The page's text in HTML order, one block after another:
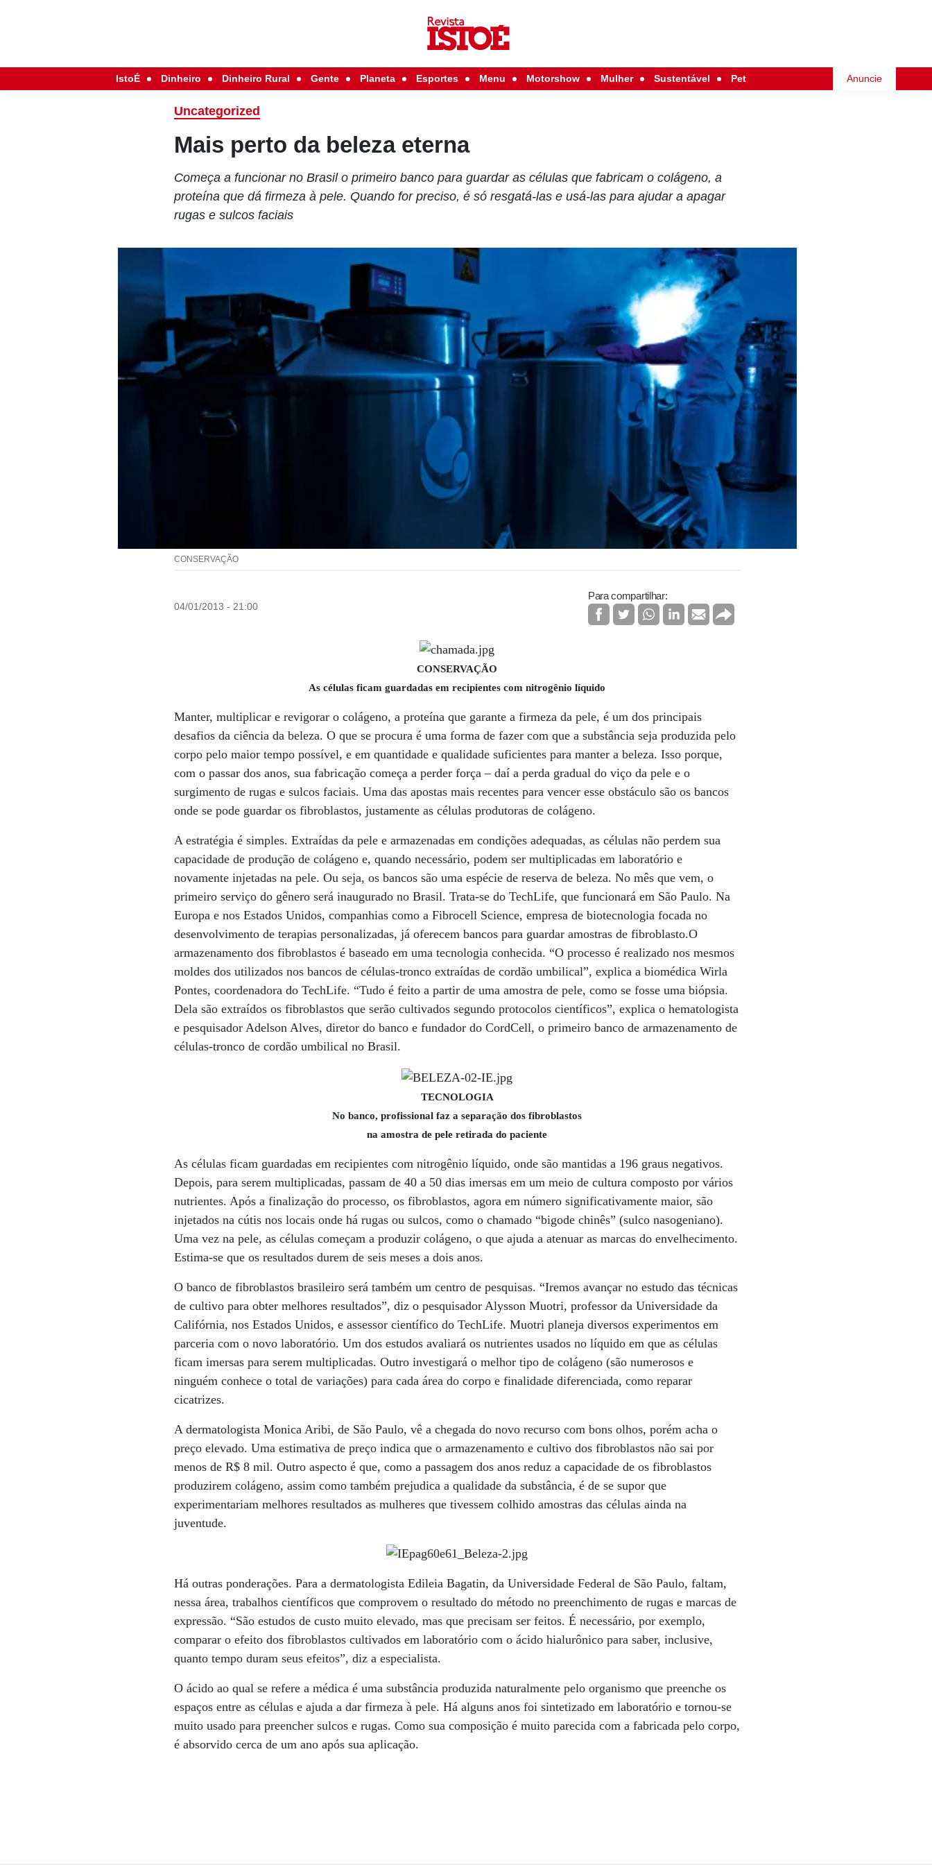
IstoÉ Dinheiro Dinheiro Rural Gente Planeta Esportes Menu Motorshow Mulher Sustentável Pet Anuncie
Uncategorized
Mais perto da beleza eterna
Começa a funcionar no Brasil o primeiro banco para guardar as células que fabricam o colágeno, a
proteína que dá firmeza à pele. Quando for preciso, é só resgatá-las e usá-las para ajudar a apagar
rugas e sulcos faciais
CONSERVAÇÃO
04/01/2013 - 21:00
Para compartilhar:
CONSERVAÇÃO
As células ficam guardadas em recipientes com nitrogênio líquido
Manter, multiplicar e revigorar o colágeno, a proteína que garante a firmeza da pele, é um dos principais
desafios da ciência da beleza. O que se procura é uma forma de fazer com que a substância seja produzida pelo
corpo pelo maior tempo possível, e em quantidade e qualidade suficientes para manter a beleza. Isso porque,
com o passar dos anos, sua fabricação começa a perder força – daí a perda gradual do viço da pele e o
surgimento de rugas e sulcos faciais. Uma das apostas mais recentes para vencer esse obstáculo são os bancos
onde se pode guardar os fibroblastos, justamente as células produtoras de colágeno.
A estratégia é simples. Extraídas da pele e armazenadas em condições adequadas, as células não perdem sua
capacidade de produção de colágeno e, quando necessário, podem ser multiplicadas em laboratório e
novamente injetadas na pele. Ou seja, os bancos são uma espécie de reserva de beleza. No mês que vem, o
primeiro serviço do gênero será inaugurado no Brasil. Trata-se do TechLife, que funcionará em São Paulo. Na
Europa e nos Estados Unidos, companhias como a Fibrocell Science, empresa de biotecnologia focada no
desenvolvimento de terapias personalizadas, já oferecem bancos para guardar amostras de fibroblasto.O
armazenamento dos fibroblastos é baseado em uma tecnologia conhecida. “O processo é realizado nos mesmos
moldes dos utilizados nos bancos de células-tronco extraídas de cordão umbilical”, explica a biomédica Wirla
Pontes, coordenadora do TechLife. “Tudo é feito a partir de uma amostra de pele, como se fosse uma biópsia.
Dela são extraídos os fibroblastos que serão cultivados segundo protocolos científicos”, explica o hematologista
e pesquisador Adelson Alves, diretor do banco e fundador do CordCell, o primeiro banco de armazenamento de
células-tronco de cordão umbilical no Brasil.
TECNOLOGIA
No banco, profissional faz a separação dos fibroblastos
na amostra de pele retirada do paciente
As células ficam guardadas em recipientes com nitrogênio líquido, onde são mantidas a 196 graus negativos.
Depois, para serem multiplicadas, passam de 40 a 50 dias imersas em um meio de cultura composto por vários
nutrientes. Após a finalização do processo, os fibroblastos, agora em número significativamente maior, são
injetados na cútis nos locais onde há rugas ou sulcos, como o chamado “bigode chinês” (sulco nasogeniano).
Uma vez na pele, as células começam a produzir colágeno, o que ajuda a atenuar as marcas do envelhecimento.
Estima-se que os resultados durem de seis meses a dois anos.
O banco de fibroblastos brasileiro será também um centro de pesquisas. “Iremos avançar no estudo das técnicas
de cultivo para obter melhores resultados”, diz o pesquisador Alysson Muotri, professor da Universidade da
Califórnia, nos Estados Unidos, e assessor científico do TechLife. Muotri planeja diversos experimentos em
parceria com o novo laboratório. Um dos estudos avaliará os nutrientes usados no líquido em que as células
ficam imersas para serem multiplicadas. Outro investigará o melhor tipo de colágeno (são numerosos e
ninguém conhece o total de variações) para cada área do corpo e finalidade diferenciada, como reparar
cicatrizes.
A dermatologista Monica Aribi, de São Paulo, vê a chegada do novo recurso com bons olhos, porém acha o
preço elevado. Uma estimativa de preço indica que o armazenamento e cultivo dos fibroblastos não sai por
menos de R$ 8 mil. Outro aspecto é que, como a passagem dos anos reduz a capacidade de os fibroblastos
produzirem colágeno, assim como também prejudica a qualidade da substância, é de se supor que
experimentariam melhores resultados as mulheres que tivessem colhido amostras das células ainda na
juventude.
Há outras ponderações. Para a dermatologista Edileia Bagatin, da Universidade Federal de São Paulo, faltam,
nessa área, trabalhos científicos que comprovem o resultado do método no preenchimento de rugas e marcas de
expressão. “São estudos de custo muito elevado, mas que precisam ser feitos. É necessário, por exemplo,
comparar o efeito dos fibroblastos cultivados em laboratório com o ácido hialurônico para saber, inclusive,
quanto tempo duram seus efeitos”, diz a especialista.
O ácido ao qual se refere a médica é uma substância produzida naturalmente pelo organismo que preenche os
espaços entre as células e ajuda a dar firmeza à pele. Há alguns anos foi sintetizado em laboratório e tornou-se
muito usado para preencher sulcos e rugas. Como sua composição é muito parecida com a fabricada pelo corpo,
é absorvido cerca de um ano após sua aplicação.